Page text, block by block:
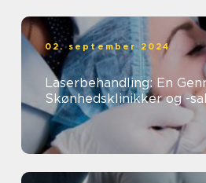
02. september 2024
Laserbehandling: En
Skønhedsklinikker og -